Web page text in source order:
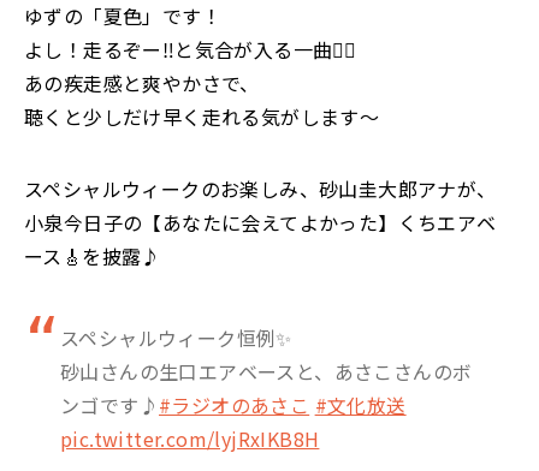
ゆずの「夏色」です！
よし！走るぞー‼と気合が入る一曲🏃‍♀️
あの疾走感と爽やかさで、
聴くと少しだけ早く走れる気がします〜
スペシャルウィークのお楽しみ、砂山圭大郎アナが、
小泉今日子の【あなたに会えてよかった】くちエアベ
ース🎸を披露♪
スペシャルウィーク恒例✨
砂山さんの生口エアベースと、あさこさんのボ
ンゴです♪ #ラジオのあさこ #文化放送
pic.twitter.com/lyjRxIKB8H